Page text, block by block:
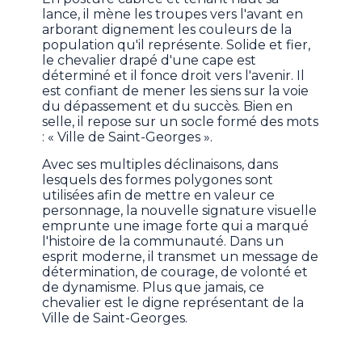
lance, il mène les troupes vers l'avant en
arborant dignement les couleurs de la
population qu'il représente. Solide et fier,
le chevalier drapé d'une cape est
déterminé et il fonce droit vers l'avenir. Il
est confiant de mener les siens sur la voie
du dépassement et du succès. Bien en
selle, il repose sur un socle formé des mots
: « Ville de Saint-Georges ».
Avec ses multiples déclinaisons, dans
lesquels des formes polygones sont
utilisées afin de mettre en valeur ce
personnage, la nouvelle signature visuelle
emprunte une image forte qui a marqué
l'histoire de la communauté. Dans un
esprit moderne, il transmet un message de
détermination, de courage, de volonté et
de dynamisme. Plus que jamais, ce
chevalier est le digne représentant de la
Ville de Saint-Georges.